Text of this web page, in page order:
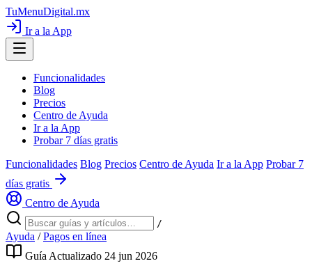
TuMenuDigital.mx
Ir a la App
Funcionalidades
Blog
Precios
Centro de Ayuda
Ir a la App
Probar 7 días gratis
Funcionalidades Blog Precios Centro de Ayuda Ir a la App Probar 7
días gratis
Centro de Ayuda
/
Ayuda / Pagos en línea
Guía Actualizado 24 jun 2026